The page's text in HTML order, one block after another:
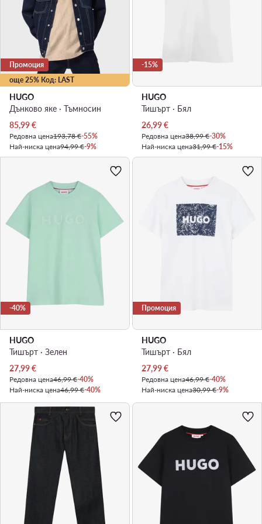
още 25% Код: LAST
Промоция
HUGO
Дънково яке · Тъмносин
Актуална цена
85,99€
Редовна цена193,78 €-55%
Най-ниска цена94,99 €-9%
-15%
HUGO
Тишърт · Бял
Актуална цена
26,99€
Редовна цена38,99 €-30%
Най-ниска цена31,99 €-15%
-40%
HUGO
Тишърт · Зелен
Актуална цена
27,99€
Редовна цена46,99 €-40%
Най-ниска цена46,99 €-40%
Промоция
HUGO
Тишърт · Бял
Актуална цена
27,99€
Редовна цена46,99 €-40%
Най-ниска цена30,99 €-9%